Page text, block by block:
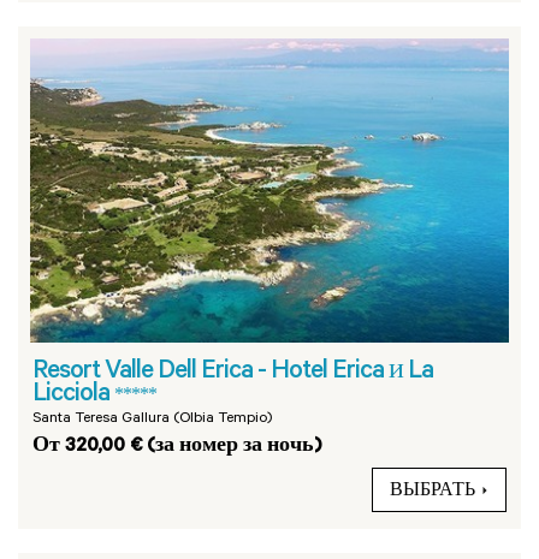
Resort Valle Dell Erica - Hotel Erica и La
Licciola *****
Santa Teresa Gallura (Olbia Tempio)
От 320,00 € (за номер за ночь)
ВЫБРАТЬ